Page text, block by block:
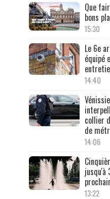
Que
bons
15:30
Le 6e
équipé
14:40
collier
de
14:06
jusqu'à
13:22